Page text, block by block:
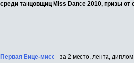
среди танцовщиц Miss Dance 2010, призы от
Первая Вице-мисс - за 2 место, лента,